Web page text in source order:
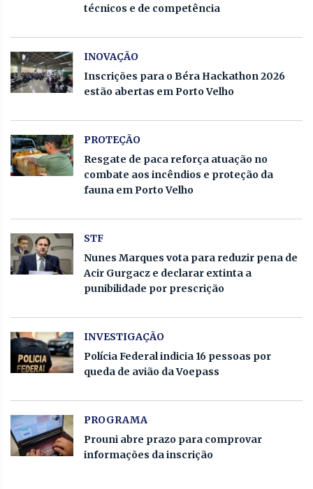
técnicos e de competência
INOVAÇÃO
Inscrições para o Béra Hackathon 2026
estão abertas em Porto Velho
PROTEÇÃO
Resgate de paca reforça atuação no
combate aos incêndios e proteção da
fauna em Porto Velho
STF
Nunes Marques vota para reduzir pena de
Acir Gurgacz e declarar extinta a
punibilidade por prescrição
INVESTIGAÇÃO
Polícia Federal indicia 16 pessoas por
queda de avião da Voepass
PROGRAMA
Prouni abre prazo para comprovar
informações da inscrição